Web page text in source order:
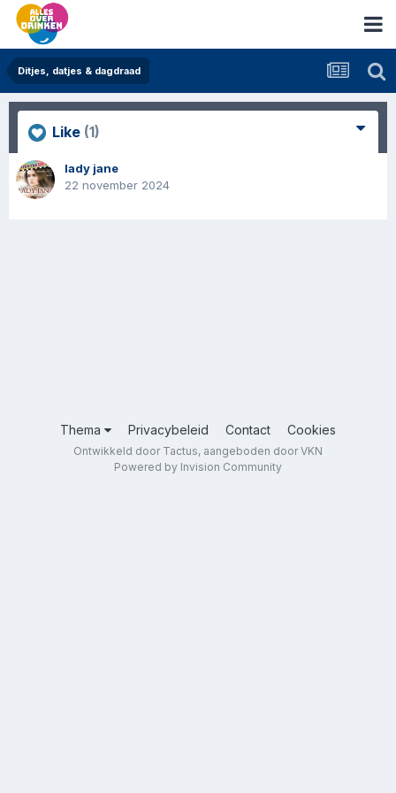
Ditjes, datjes & dagdraad
Like (1)
lady jane
22 november 2024
Thema Privacybeleid Contact Cookies
Ontwikkeld door Tactus, aangeboden door VKN
Powered by Invision Community